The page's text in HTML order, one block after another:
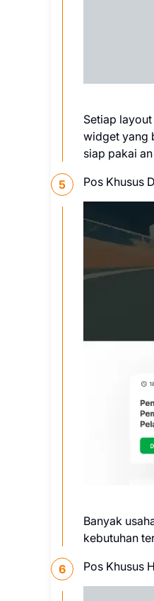
Setiap
widget yang
siap pakai
Pos Khusus
Banyak
kebutuhan
Pos Khusus